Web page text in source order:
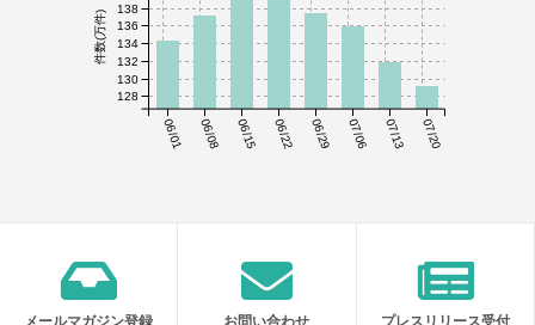
06/01 06/08 06/15 06/22 06/29 07/06 07/13 07/20
件数(万件)
128
130
132
134
136
138
メールマガジン登録 お問い合わせ プレスリリース受付